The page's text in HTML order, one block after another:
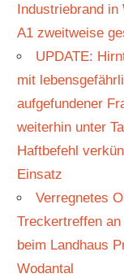
Industriebrand in
A1 zweitweise
UPDATE:
mit
aufgefundener
weiterhin unter
Haftbefehl
Einsatz
Verregnetes
Treckertreffen
beim Landhaus
Wodantal